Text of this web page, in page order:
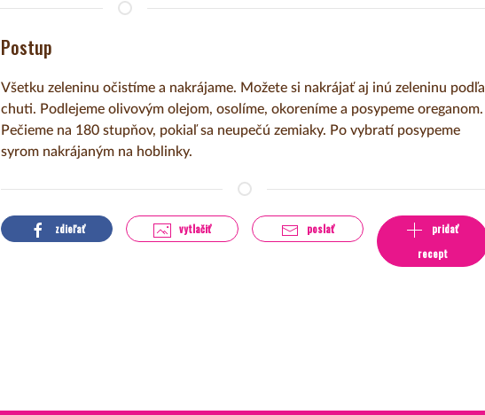
Postup
Všetku zeleninu očistíme a nakrájame. Možete si nakrájať aj inú zeleninu podľa
chuti. Podlejeme olivovým olejom, osolíme, okoreníme a posypeme oreganom.
Pečieme na 180 stupňov, pokiaľ sa neupečú zemiaky. Po vybratí posypeme
syrom nakrájaným na hoblinky.
zdieľať vytlačiť poslať
pridať
recept